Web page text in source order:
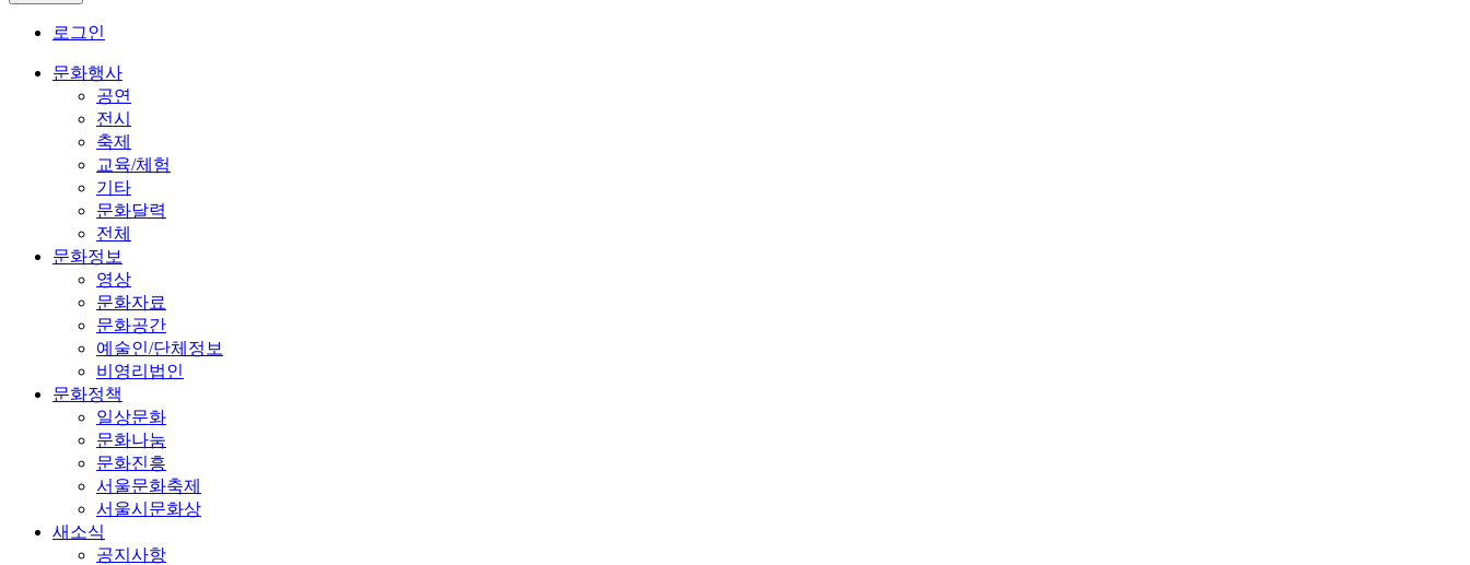
로그인
문화행사
공연
전시
축제
교육/체험
기타
문화달력
전체
문화정보
영상
문화자료
문화공간
예술인/단체정보
비영리법인
문화정책
일상문화
문화나눔
문화진흥
서울문화축제
서울시문화상
새소식
공지사항